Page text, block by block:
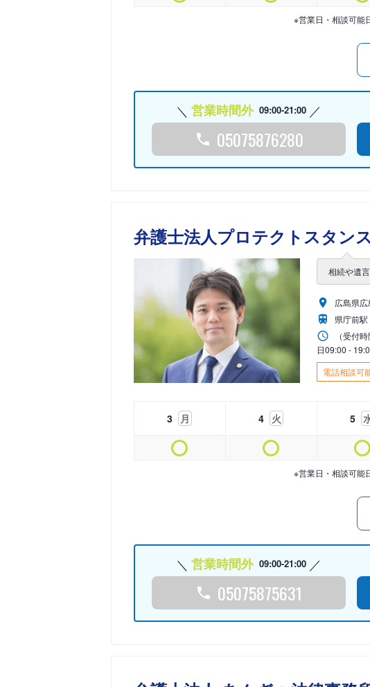
※営業日・相談可能
営業時間外 09:00-21:00
05075876280
弁護士法人プロテクトスタン
相続や遺
広島県
県庁前駅
（受付時
日09:00 -
電話相談可
3 月 4 火 5
※営業日・相談可能
営業時間外 09:00-21:00
05075875631